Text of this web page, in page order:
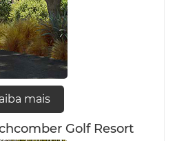
mais
Golf Resort